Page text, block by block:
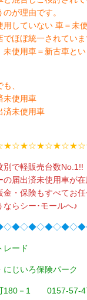
が理由です。
していない 車＝未
ほぼ統一されていま
使用車＝新古車と
、
未使用車
未使用車
で軽販売台数No.1!!
届出済未使用車が
・保険もすべてお任
らシー･モールへ♪
ード
じいろ保険パーク
－1 0157-57-